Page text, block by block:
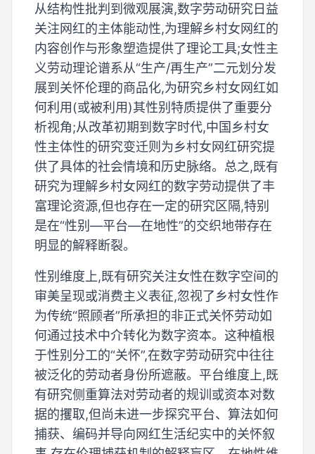
从结构性批判到微观展演,数字劳动研究日益
关注网红的主体能动性,为理解乡村女网红的
内容创作与形象塑造提供了理论工具;女性主
义劳动理论谱系从“生产/再生产”二元划分发
展到关怀伦理的商品化,为研究乡村女网红如
何利用(或被利用)其性别特质提供了重要分
析视角;从改革初期到数字时代,中国乡村女
性主体性的研究变迁则为乡村女网红研究提
供了具体的社会情境和历史脉络。总之,既有
研究为理解乡村女网红的数字劳动提供了丰
富理论资源,但也存在一定的研究区隔,特别
是在“性别—平台—在地性”的交织地带存在
明显的解释断裂。
性别维度上,既有研究关注女性在数字空间的
审美呈现或消费主义表征,忽视了乡村女性作
为传统“照顾者”所承担的非正式关怀劳动如
何通过技术中介转化为数字资本。这种植根
于性别分工的“关怀”,在数字劳动研究中往往
被泛化的劳动者身份所遮蔽。平台维度上,既
有研究侧重算法对劳动者的规训或资本对数
据的攫取,但尚未进一步探究平台、算法如何
捕获、编码并导向网红生活纪实中的关怀叙